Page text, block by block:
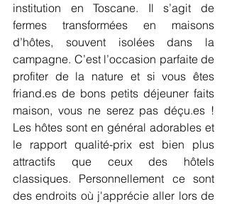
institution en Toscane. Il s’agit de
fermes transformées en maisons
d’hôtes, souvent isolées dans la
campagne. C’est l’occasion parfaite de
profiter de la nature et si vous êtes
friand.es de bons petits déjeuner faits
maison, vous ne serez pas déçu.es !
Les hôtes sont en général adorables et
le rapport qualité-prix est bien plus
attractifs que ceux des hôtels
classiques. Personnellement ce sont
des endroits où j'apprécie aller lors de